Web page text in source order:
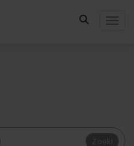
Zoek!